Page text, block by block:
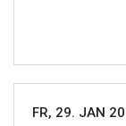
FR, 29. JAN